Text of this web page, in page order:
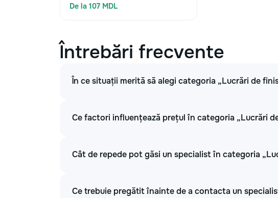
De la 107 MDL
Întrebări frecvente
În ce situații merită să alegi categoria „Lucrări de
Ce factori influențează prețul în categoria „Lucrări
Cât de repede pot găsi un specialist în categoria
Ce trebuie pregătit înainte de a contacta un